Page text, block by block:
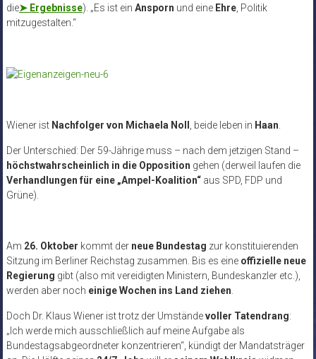
die➤ Ergebnisse). „Es ist ein Ansporn und eine Ehre, Politik
mitzugestalten.“
Wiener ist Nachfolger von Michaela Noll , beide leben in Haan
Der Unterschied: Der 59-Jährige muss – nach dem jetzigen Stand –
höchstwahrscheinlich in die Opposition gehen (derweil laufen die
Verhandlungen für eine „Ampel-Koalition“aus SPD, FDP und
Grüne).
Am 26. Oktober kommt der neue Bundestag zur konstituierenden
Sitzung im Berliner Reichstag zusammen. Bis es eine offizielle neue
Regierung gibt (also mit vereidigten Ministern, Bundeskanzler etc.),
werden aber noch einige Wochen ins Land ziehen
Doch Dr. Klaus Wiener ist trotz der Umständevoller Tatendrang:
„Ich werde mich ausschließlich auf meine Aufgabe als
Bundestagsabgeordneter konzentrieren“, kündigt der Mandatsträger